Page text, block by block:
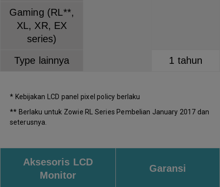
Gaming (RL**,
XL, XR, EX
series)
Type lainnya
1 tahun
* Kebijakan LCD panel pixel policy berlaku
** Berlaku untuk Zowie RL Series Pembelian January 2017 dan
seterusnya.
Aksesoris LCD
Monitor
Garansi